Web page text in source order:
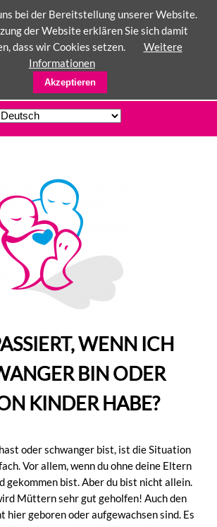
WENN ICH
BIN ODER
KINDER HABE?
oder schwanger bist, ist die Situation
Vor allem, wenn du ohne deine Eltern
gekommen bist. Aber du bist nicht allein.
Müttern sehr gut geholfen! Auch den
hier geboren oder aufgewachsen sind. Es
bei der Bereitstellung unserer Website.
der Website erklären Sie sich damit
dass wir Cookies setzen.
Weitere
Informationen
Akzeptieren